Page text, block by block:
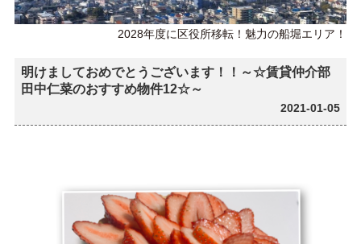
2028年度に区役所移転！魅力の船堀エリア！
明けましておめでとうございます！！～☆賃貸仲介部
田中仁菜のおすすめ物件12☆～
2021-01-05